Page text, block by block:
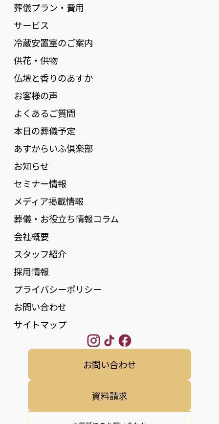
葬儀プラン・費用
サービス
冷蔵安置室のご案内
供花・供物
仏壇と香りのあすか
お客様の声
よくあるご質問
本日の葬儀予定
あすからいふ倶楽部
お知らせ
セミナー情報
メディア掲載情報
葬儀・お役立ち情報コラム
会社概要
スタッフ紹介
採用情報
プライバシーポリシー
お問い合わせ
サイトマップ
お問い合わせ
資料請求